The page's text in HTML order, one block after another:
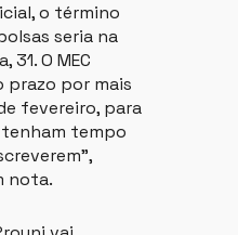
o término
seria na
O MEC
prazo por mais
fevereiro, para
tempo
nota.